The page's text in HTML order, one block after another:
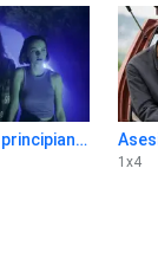
Asesinato para principiantes 1x3
1 x4